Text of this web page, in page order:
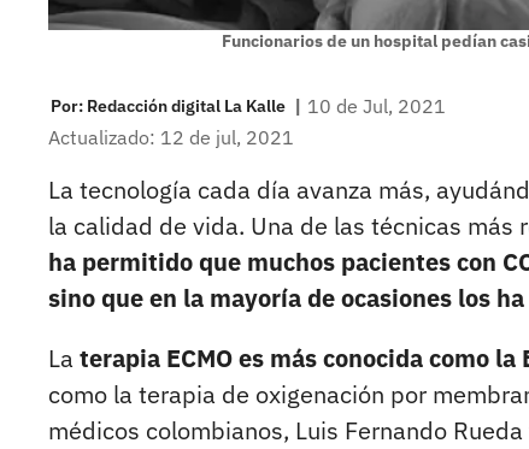
Funcionarios de un hospital pedían
Por: Redacción digital La Kalle | 10 de Jul, 2021
Actualizado: 12 de jul, 2021
La tecnología cada día avanza más,
la calidad de vida. Una de las técnicas más
ha permitido que muchos pacientes con
sino que en la mayoría de ocasiones los
La terapia ECMO es más conocida como
como la terapia de oxigenación por
médicos colombianos, Luis Fernando Rueda